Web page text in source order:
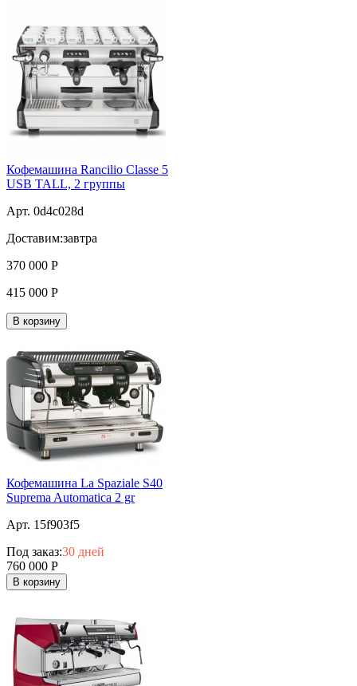
Кофемашина Rancilio Classe 5
USB TALL, 2 группы
Арт. 0d4c028d
Доставим:завтра
370 000 Р
415 000 Р
В корзину
Кофемашина La Spaziale S40
Suprema Automatica 2 gr
Арт. 15f903f5
Под заказ:30 дней
760 000 Р
В корзину